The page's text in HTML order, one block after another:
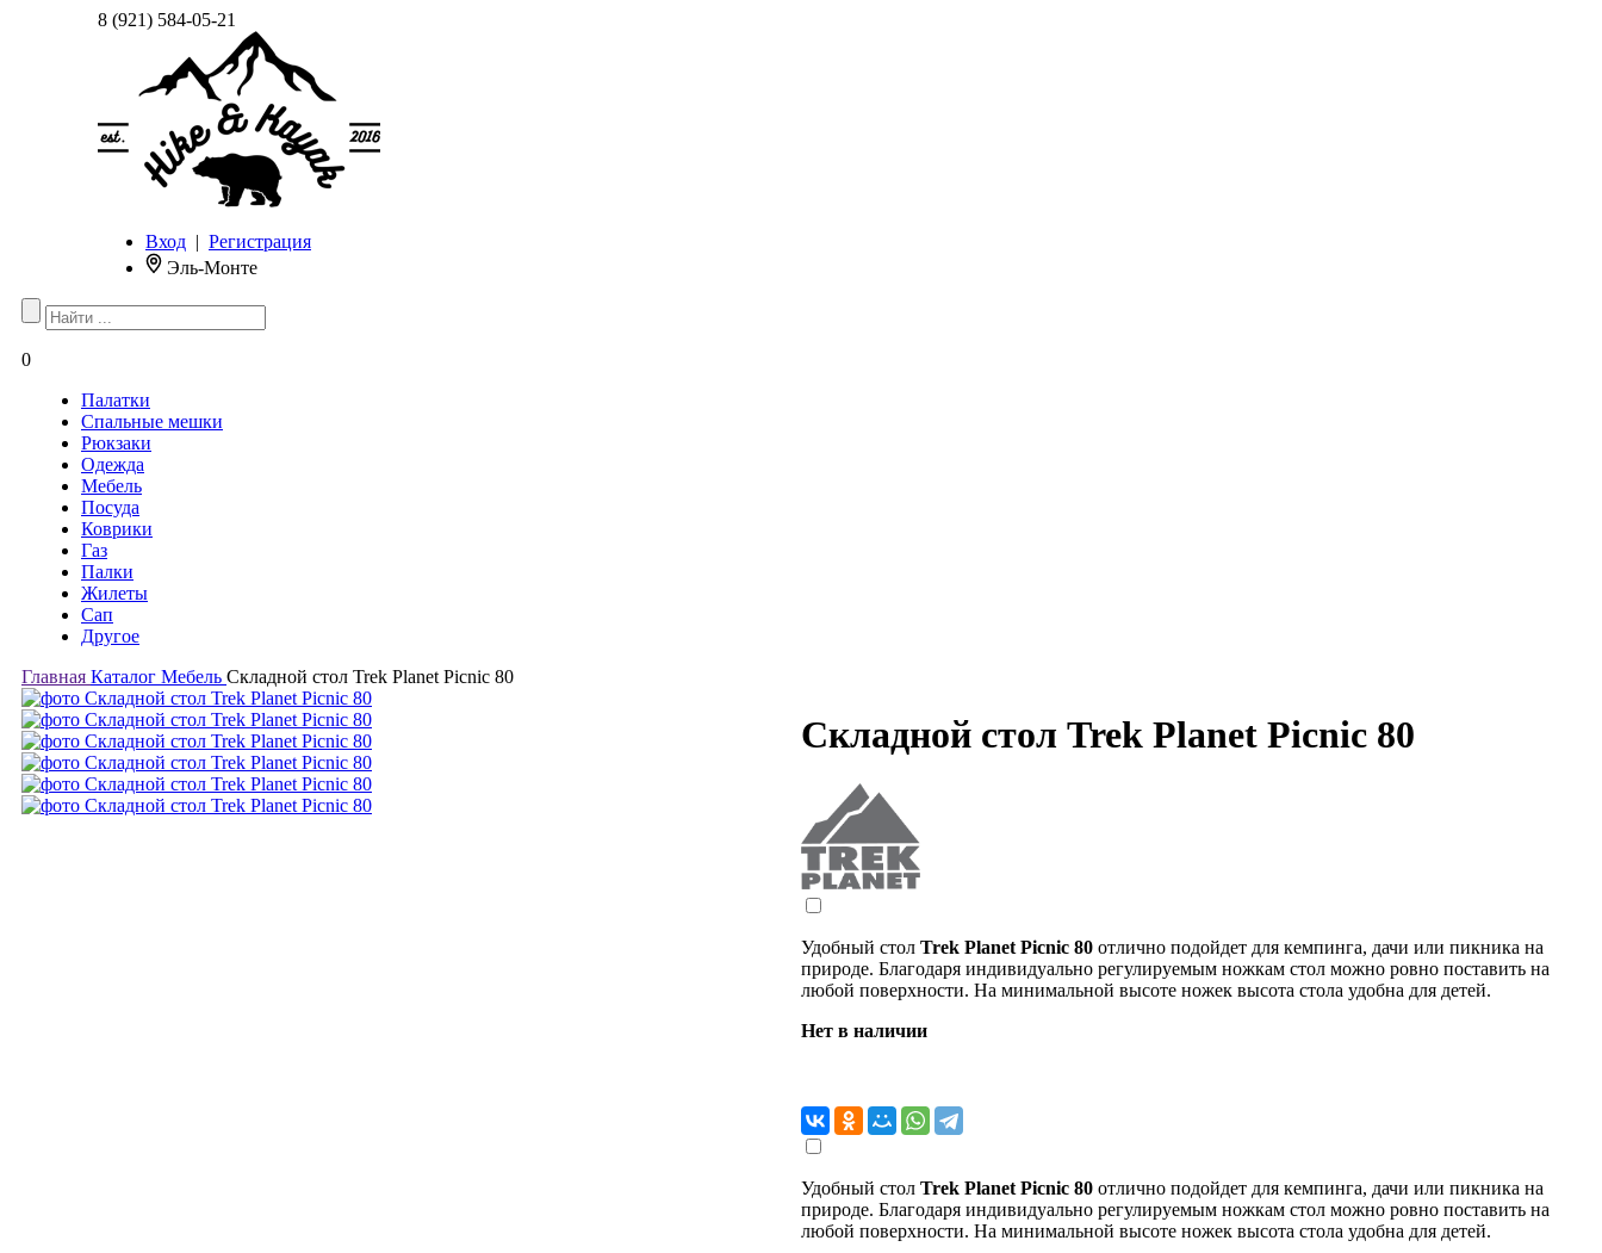
8 (921) 584-05-21
Вход | Регистрация
Эль-Монте
0
Палатки
Спальные мешки
Рюкзаки
Одежда
Мебель
Посуда
Коврики
Газ
Палки
Жилеты
Сап
Другое
Главная Каталог Мебель Складной стол Trek Planet Picnic 80
Складной стол Trek Planet Picnic 80
Удобный стол Trek Planet Picnic 80 отлично подойдет для кемпинга, дачи или пикника на
природе. Благодаря индивидуально регулируемым ножкам стол можно ровно поставить на
любой поверхности. На минимальной высоте ножек высота стола удобна для детей.
Нет в наличии
Удобный стол Trek Planet Picnic 80 отлично подойдет для кемпинга, дачи или пикника на
природе. Благодаря индивидуально регулируемым ножкам стол можно ровно поставить на
любой поверхности. На минимальной высоте ножек высота стола удобна для детей.